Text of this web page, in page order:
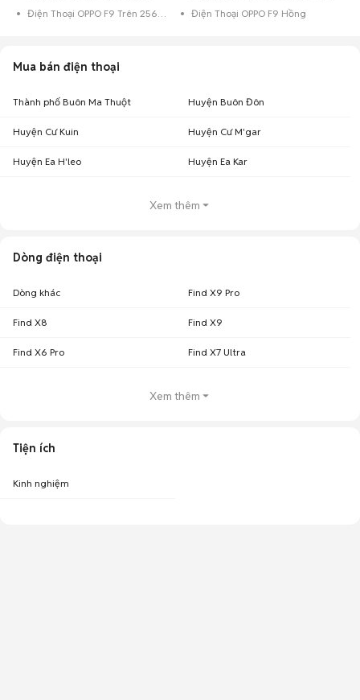
Điện Thoại OPPO F9 Trên 256GB Đen
Điện Thoại OPPO F9 Hồng
Mua bán điện thoại
Thành phố Buôn Ma Thuột Huyện Buôn Đôn
Huyện Cư Kuin Huyện Cư M'gar
Huyện Ea H'leo Huyện Ea Kar
Xem thêm
Dòng điện thoại
Dòng khác Find X9 Pro
Find X8 Find X9
Find X6 Pro Find X7 Ultra
Xem thêm
Tiện ích
Kinh nghiệm